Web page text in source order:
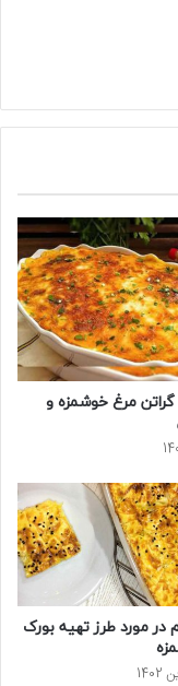
مرغ خوشمزه و
در مورد طرز تهیه بورک